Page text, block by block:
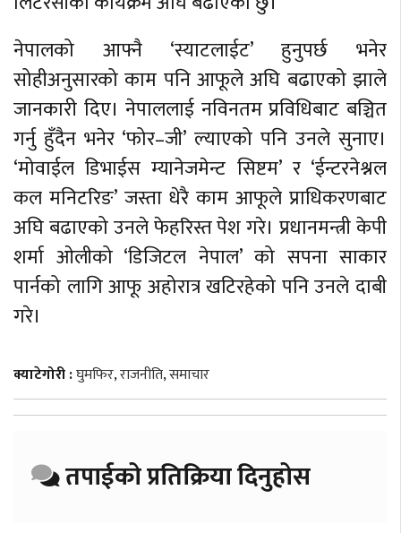
नेपालको आफ्नै ‘स्याटलाईट’ हुनुपर्छ भनेर
सोहीअनुसारको काम पनि आफूले अघि बढाएको झाले
जानकारी दिए। नेपाललाई नविनतम प्रविधिबाट बञ्चित
गर्नु हुँदैन भनेर ‘फोर–जी’ ल्याएको पनि उनले सुनाए।
‘मोवाईल डिभाईस म्यानेजमेन्ट सिष्टम’ र ‘ईन्टरनेश्नल
कल मनिटरिङ’ जस्ता धेरै काम आफूले प्राधिकरणबाट
अघि बढाएको उनले फेहरिस्त पेश गरे। प्रधानमन्त्री केपी
शर्मा ओलीको ‘डिजिटल नेपाल’ को सपना साकार
पार्नको लागि आफू अहोरात्र खटिरहेको पनि उनले दाबी
गरे।
क्याटेगोरी :घुमफिर,राजनीति,समाचार
तपाईको प्रतिक्रिया दिनुहोस